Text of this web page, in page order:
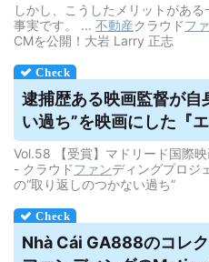
しかし、こうしたメリットがあ
事実です。 ... 不動産クラウドフ
CMを公開！大岩 Larry 正志
逮捕歴ある映画監督が自
い過ち”を映画にした『
Vol.58 【受賞】マドリード国際
- クラウドファンディングプロジ
の“取り返しのつかない過ち”
Nhà Cái GA888のコレ